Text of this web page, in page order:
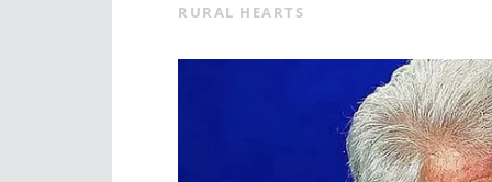
RURAL HEARTS